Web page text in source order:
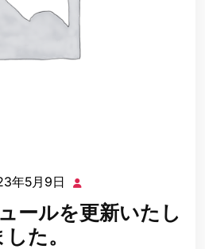
年5月9日 2023
年
5
ールを更新いたし
した。